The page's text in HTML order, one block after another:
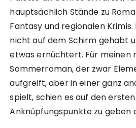
hauptsächlich Stände zu
Fantasy und regionalen
nicht auf dem Schirm gehabt
etwas ernüchtert. Für meinen
Sommerroman, der zwar
aufgreift, aber in einer ganz
spielt, schien es auf den
Anknüpfungspunkte zu geben